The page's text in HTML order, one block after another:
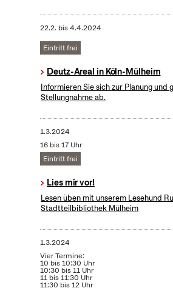
22.2. bis4.4.2024
Eintritt frei
Deutz-Areal in Köln-Mülheim
Informieren Sie sich zur Planung und
Stellungnahme ab.
1.3.2024
16 bis 17 Uhr
Eintritt frei
Lies mir vor!
Lesen üben mit unserem Lesehund
Stadtteilbibliothek Mülheim
1.3.2024
Vier Termine:
10 bis 10:30 Uhr
10:30 bis 11 Uhr
11 bis 11:30 Uhr
11:30 bis 12 Uhr